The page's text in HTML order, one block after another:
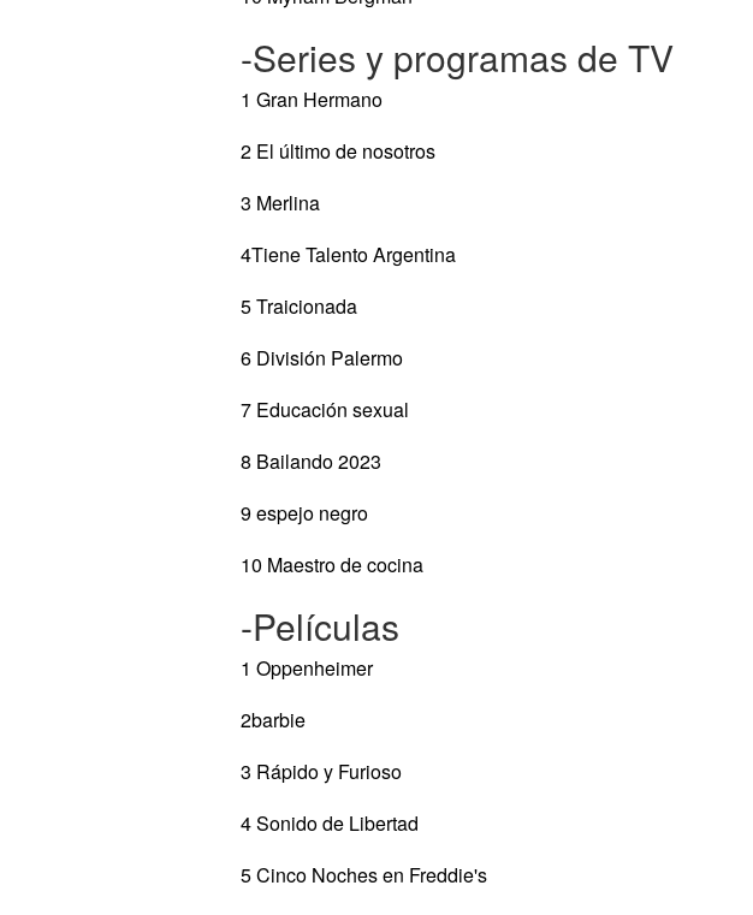
-Series y programas de TV
1 Gran Hermano
2 El último de nosotros
3 Merlina
4Tiene Talento Argentina
5 Traicionada
6 División Palermo
7 Educación sexual
8 Bailando 2023
9 espejo negro
10 Maestro de cocina
-Películas
1 Oppenheimer
2barbie
3 Rápido y Furioso
4 Sonido de Libertad
5 Cinco Noches en Freddie's